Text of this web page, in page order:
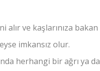
alır ve kaşlarınıza bakan
imkansız olur.
herhangi bir ağrı ya da